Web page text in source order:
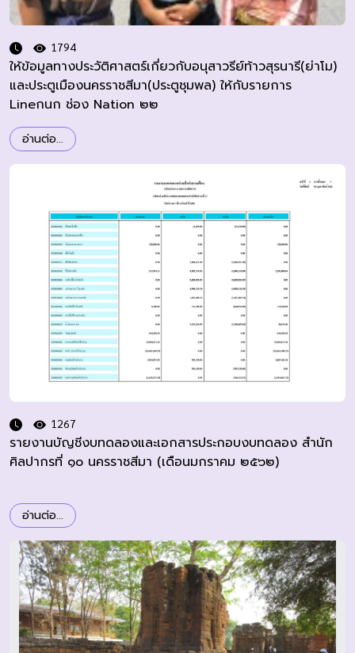
1794
ให้ข้อมูลทางประวัติศาสตร์เกี่ยวกับอนุสาวรีย์ท้าวสุรนารี(ย่าโม)
และประตูเมืองนครราชสีมา(ประตูชุมพล) ให้กับรายการ
Lineกนก ช่อง Nation ๒๒
อ่านต่อ...
1267
รายงานบัญชีงบทดลองและเอกสารประกอบงบทดลอง สำนัก
ศิลปากรที่ ๑๐ นครราชสีมา (เดือนมกราคม ๒๕๖๒)
อ่านต่อ...